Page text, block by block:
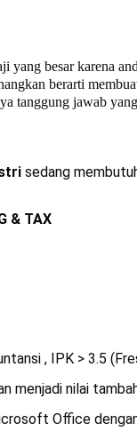
yang besar karena
berarti
tanggung jawab
sedang
& TAX
, IPK > 3.5
menjadi nilai
Office